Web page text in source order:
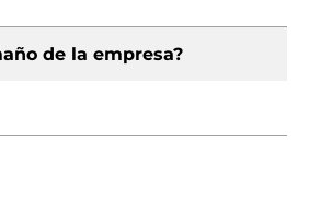
de la empresa?